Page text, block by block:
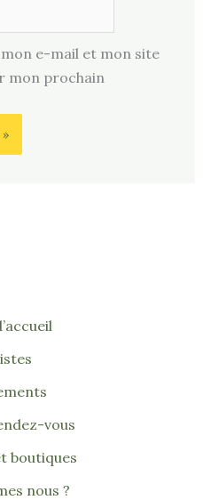
e-mail et mon site
mon prochain
vous
boutiques
nous ?